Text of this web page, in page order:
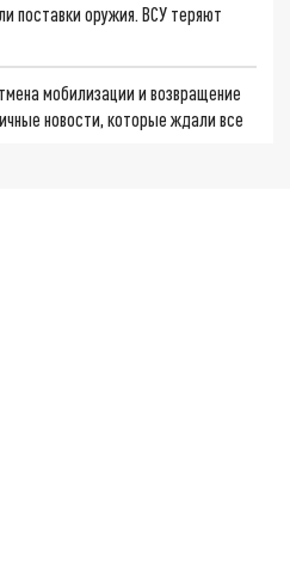
поставки оружия. ВСУ теряют
мобилизации и возвращение
новости, которые ждали все